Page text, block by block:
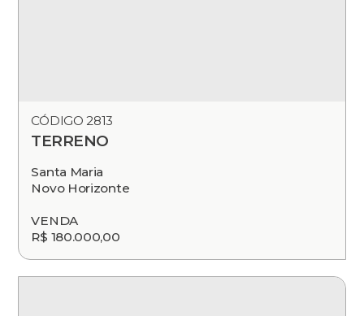
CÓDIGO 2813
TERRENO
Santa Maria
Novo Horizonte
VENDA
R$ 180.000,00